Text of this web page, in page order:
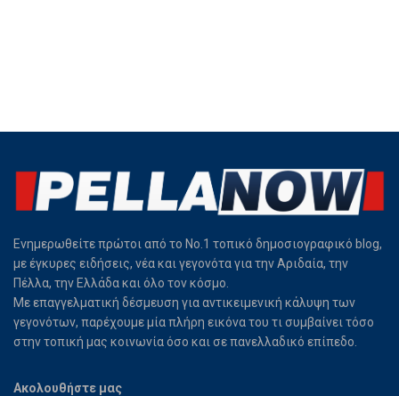
Ενημερωθείτε πρώτοι από το Νο.1 τοπικό δημοσιογραφικό blog,
με έγκυρες ειδήσεις, νέα και γεγονότα για την Αριδαία, την
Πέλλα, την Ελλάδα και όλο τον κόσμο.
Με επαγγελματική δέσμευση για αντικειμενική κάλυψη των
γεγονότων, παρέχουμε μία πλήρη εικόνα του τι συμβαίνει τόσο
στην τοπική μας κοινωνία όσο και σε πανελλαδικό επίπεδο.
Ακολουθήστε μας